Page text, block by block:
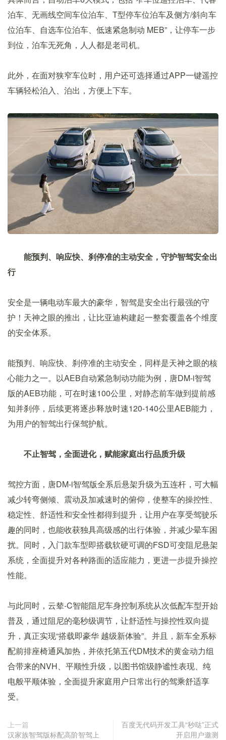
泊车、无画线空间车位泊车、T型停车位泊车及侧方/斜向车
位泊车、自选车位泊车、低速紧急制动 MEB”，让停车一步
到位，泊车无死角，人人都是老司机。
此外，在面对狭窄车位时，用户还可选择通过APP一键遥控
车辆轻松泊入、泊出，方便上下车。
能预判、响应快、刹停准的主动安全，守护智驾安全出
行
安全是一辆电动车最大的豪华，智驾是安全出行最强的守
护！天神之眼的推出，让比亚迪构建起一整套覆盖各个维度
的安全体系。
能预判、响应快、刹停准的主动安全，同样是天神之眼的核
心能力之一。以AEB自动紧急制动功能为例，唐DM-i智驾
版的AEB功能，可在时速100公里，对静态前车做到提前感
知并刹停，后续更将逐步释放时速120-140公里AEB能力，
为用户的智驾出行保驾护航。
不止智驾，全面进化，赋能家庭出行品质升级
驾控方面，唐DM-i智驾版全系后悬架升级为五连杆，可大幅
减少转弯侧倾、震动及加减速时的俯仰，使整车的操控性、
稳定性、舒适性和安全性都得到提升，让用户在享受驾驶乐
趣的同时，也能收获独具高级感的出行体验，并减少晕车困
扰。同时，入门款车型即搭载软硬可调的FSD可变阻尼悬架
系统，全面提升对各种路面的适应能力，更进一步提升操控
性能。
与此同时，云辇-C智能阻尼车身控制系统从次低配车型开始
普及，通过阻尼的毫秒级调节，让舒适性与操控性双向提
升，真正实现“搭载即豪华 越级新体验”。并且，新车全系标
配前排座椅通风加热，并依托第五代DM技术的黄金动力组
合带来的NVH、平顺性升级，以图书馆级静谧性表现、纯
电般平顺体验，全面提升家庭用户日常出行的驾乘舒适享
受。
上一篇
汉家族智驾版标配高阶智驾上
百度无代码开发工具“秒哒”正式
开启用户邀测